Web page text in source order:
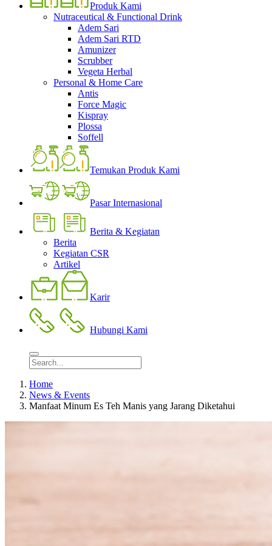
Produk Kami
Nutraceutical & Functional Drink
Adem Sari
Adem Sari RTD
Amunizer
Scrubber
Vegeta Herbal
Personal & Home Care
Antis
Force Magic
Kispray
Plossa
Soffell
Temukan Produk Kami
Pasar Internasional
Berita & Kegiatan
Berita
Kegiatan CSR
Artikel
Karir
Hubungi Kami
Home
News & Events
Manfaat Minum Es Teh Manis yang Jarang Diketahui